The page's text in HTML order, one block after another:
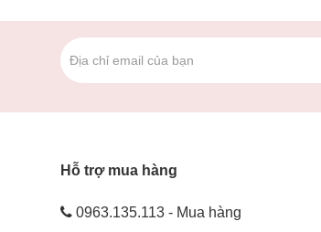
Hỗ trợ mua hàng
0963.135.113 - Mua hàng